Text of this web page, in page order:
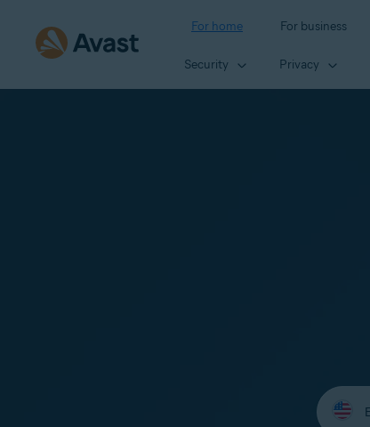
For home For business
Security Privacy
Select
your